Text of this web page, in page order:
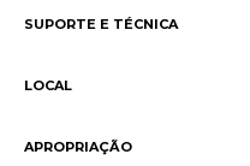
SUPORTE E TÉCNICA
LOCAL
APROPRIAÇÃO